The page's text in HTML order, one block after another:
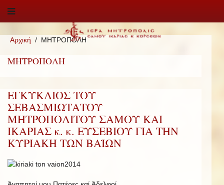
Αρχική ΜΗΤΡΟΠΟΛΗ
ΜΗΤΡΟΠΟΛΗ
ΕΓΚΥΚΛΙΟΣ ΤΟΥ
ΣΕΒΑΣΜΙΩΤΑΤΟΥ
ΜΗΤΡΟΠΟΛΙΤΟΥ ΣΑΜΟΥ ΚΑΙ
ΙΚΑΡΙΑΣ κ. κ. ΕΥΣΕΒΙΟΥ ΓΙΑ ΤΗΝ
ΚΥΡΙΑΚΗ ΤΩΝ ΒΑΪΩΝ